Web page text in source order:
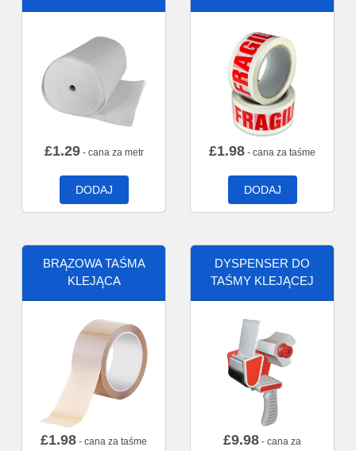
£1.29- cana za metr
DODAJ
£1.98 - cana za taśme
DODAJ
BRĄZOWA TAŚMA
KLEJĄCA
£1.98 - cana za taśme
DYSPENSER DO
TAŚMY KLEJĄCEJ
£9.98 - cana za